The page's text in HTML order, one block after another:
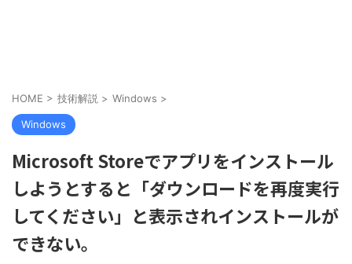
HOME > 技術解説 > Windows >
Windows
Microsoft Storeでアプリをインストール
しようとすると「ダウンロードを再度実行
してください」と表示されインストールが
できない。